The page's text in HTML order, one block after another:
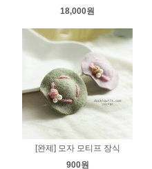
18,000원
[완제] 모자 모티프 장식
900원